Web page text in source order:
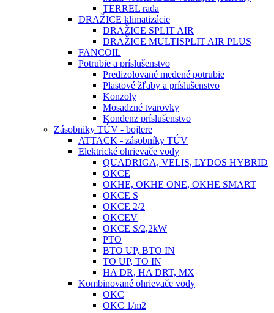
TERREL rada
DRAŽICE klimatizácie
DRAŽICE SPLIT AIR
DRAŽICE MULTISPLIT AIR PLUS
FANCOIL
Potrubie a príslušenstvo
Predizolované medené potrubie
Plastové žľaby a príslušenstvo
Konzoly
Mosadzné tvarovky
Kondenz príslušenstvo
Zásobniky TÚV - bojlere
ATTACK - zásobníky TÚV
Elektrické ohrievače vody
QUADRIGA, VELIS, LYDOS HYBRID
OKCE
OKHE, OKHE ONE, OKHE SMART
OKCE S
OKCE 2/2
OKCEV
OKCE S/2,2kW
PTO
BTO UP, BTO IN
TO UP, TO IN
HA DR, HA DRT, MX
Kombinované ohrievače vody
OKC
OKC 1/m2